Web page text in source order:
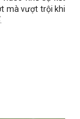
mà vượt trội khi